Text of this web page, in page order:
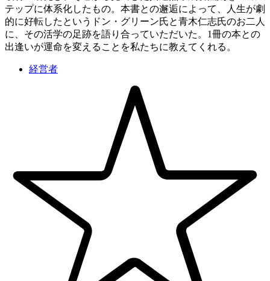
テップに体系化したもの。本書との邂逅によって、人生が劇
的に好転したというドン・グリーン氏と青木仁志氏のお二人
に、その活学の足跡を語り合っていただいた。1冊の本との
出逢いが運命を変えることを私たちに教えてくれる。
経営者